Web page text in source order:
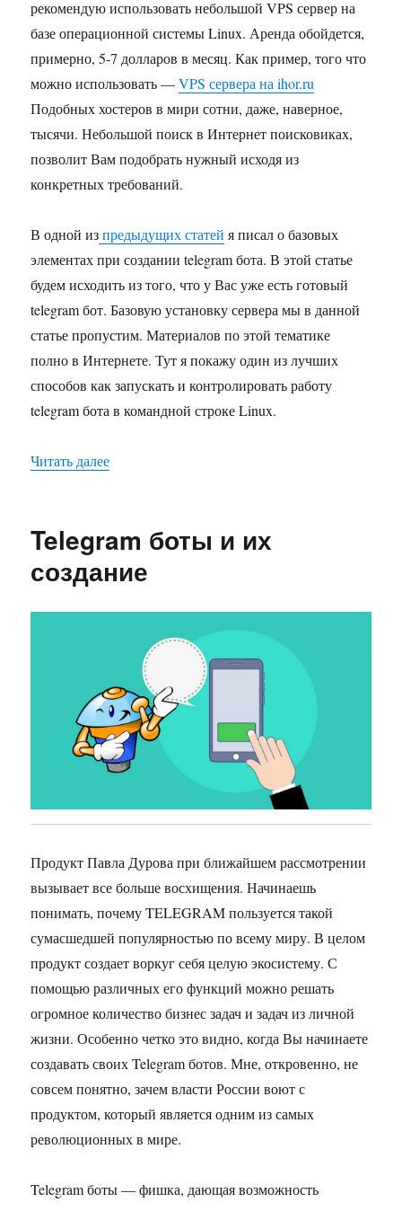
рекомендую использовать небольшой VPS сервер на
базе операционной системы Linux. Аренда обойдется,
примерно, 5-7 долларов в месяц. Как пример, того что
можно использовать —VPS сервера на ihor.ru
Подобных хостеров в мири сотни, даже, наверное,
тысячи. Небольшой поиск в Интернет поисковиках,
позволит Вам подобрать нужный исходя из
конкретных требований.
В одной изпредыдущих статей я писал о базовых
элементах при создании telegram бота. В этой статье
будем исходить из того, что у Вас уже есть готовый
telegram бот. Базовую установку сервера мы в данной
статье пропустим. Материалов по этой тематике
полно в Интернете. Тут я покажу один из лучших
способов как запускать и контролировать работу
telegram бота в командной строке Linux.
Читать далее«Разворачивание telegram бота на сервере»
Telegram боты и их
создание
Продукт Павла Дурова при ближайшем рассмотрении
вызывает все больше восхищения. Начинаешь
понимать, почему TELEGRAM пользуется такой
сумасшедшей популярностью по всему миру. В целом
продукт создает воркуг себя целую экосистему. С
помощью различных его функций можно решать
огромное количество бизнес задач и задач из личной
жизни. Особенно четко это видно, когда Вы начинаете
создавать своих Telegram ботов. Мне, откровенно, не
совсем понятно, зачем власти России воют с
продуктом, который является одним из самых
революционных в мире.
Telegram боты — фишка, дающая возможность